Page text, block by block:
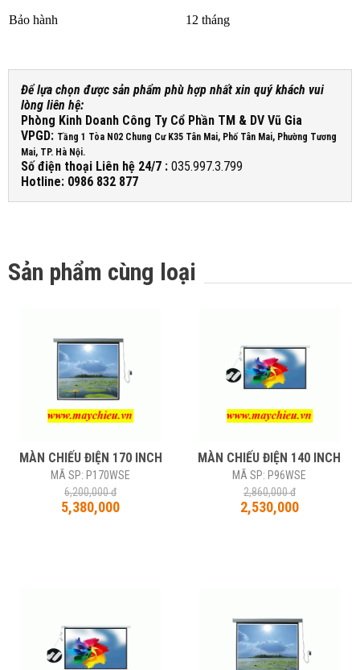
Bảo hành 12 tháng
Để lựa chọn được sản phẩm phù hợp nhất xin quý khách vui
lòng liên hệ:
Phòng Kinh Doanh Công Ty Cổ Phần TM & DV Vũ Gia
VPGD: Tầng 1 Tòa N02 Chung Cư K35 Tân Mai, Phố Tân Mai, Phường Tương
Mai, TP. Hà Nội.
Số điện thoại Liên hệ 24/7 : 035.997.3.799
Hotline: 0986 832 877
Sản phẩm cùng loại
MÀN CHIẾU ĐIỆN 170 INCH
MÃ SP: P170WSE
6,200,000 đ
5,380,000
MÀN CHIẾU ĐIỆN 140 INCH
MÃ SP: P96WSE
2,860,000 đ
2,530,000